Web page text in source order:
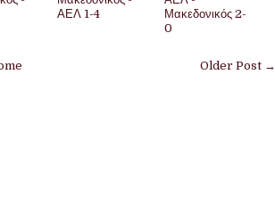
ΑΕΛ 1-4
Μακεδονικός 2-
0
Older Post →